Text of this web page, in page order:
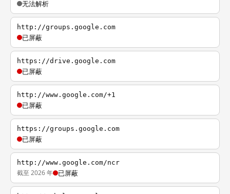
无法解析
http://groups.google.com
已屏蔽
https://drive.google.com
已屏蔽
http://www.google.com/+1
已屏蔽
https://groups.google.com
已屏蔽
http://www.google.com/ncr
截至 2026 年 已屏蔽